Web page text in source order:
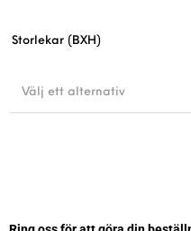
Storlekar (BXH)
Välj ett alternativ